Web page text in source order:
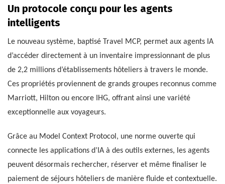
Un protocole conçu pour les agents
intelligents
Le nouveau système, baptisé Travel MCP, permet aux agents IA
d’accéder directement à un inventaire impressionnant de plus
de 2,2 millions d’établissements hôteliers à travers le monde.
Ces propriétés proviennent de grands groupes reconnus comme
Marriott, Hilton ou encore IHG, offrant ainsi une variété
exceptionnelle aux voyageurs.
Grâce au Model Context Protocol, une norme ouverte qui
connecte les applications d’IA à des outils externes, les agents
peuvent désormais rechercher, réserver et même finaliser le
paiement de séjours hôteliers de manière fluide et contextuelle.